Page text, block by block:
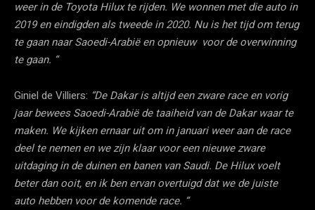
weer in de Toyota Hilux te rijden. We wonnen met die auto in
2019 en eindigden als tweede in 2020. Nu is het tijd om terug
te gaan naar Saoedi-Arabië en opnieuw voor de overwinning
te gaan. “
Giniel de Villiers: “De Dakar is altijd een zware race en vorig
jaar bewees Saoedi-Arabië de taaiheid van de Dakar waar te
maken. We kijken ernaar uit om in januari weer aan de race
deel te nemen en we zijn klaar voor een nieuwe zware
uitdaging in de duinen en banen van Saudi. De Hilux voelt
beter dan ooit, en ik ben ervan overtuigd dat we de juiste
auto hebben voor de komende race. “